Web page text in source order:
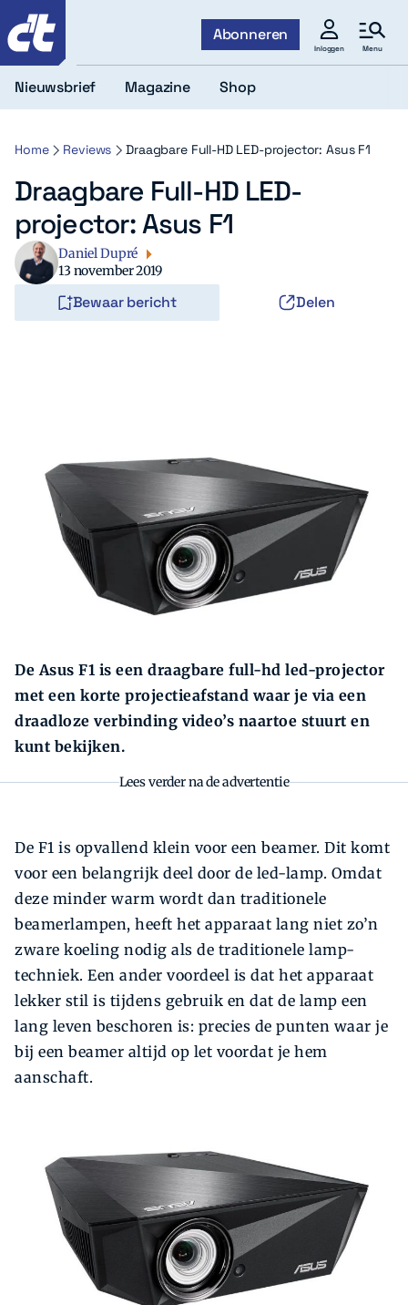
Abonneren
Inloggen Menu
Nieuwsbrief Magazine Shop
Home Reviews Draagbare Full-HD LED-projector: Asus F1
Draagbare Full-HD LED-
projector: Asus F1
Daniel Dupré
13 november 2019
Bewaar bericht Delen
De Asus F1 is een draagbare full-hd led-projector
met een korte projectieafstand waar je via een
draadloze verbinding video’s naartoe stuurt en
kunt bekijken.
Lees verder na de advertentie
De F1 is opvallend klein voor een beamer. Dit komt
voor een belangrijk deel door de led-lamp. Omdat
deze minder warm wordt dan traditionele
beamerlampen, heeft het apparaat lang niet zo’n
zware koeling nodig als de traditionele lamp-
techniek. Een ander voordeel is dat het apparaat
lekker stil is tijdens gebruik en dat de lamp een
lang leven beschoren is: precies de punten waar je
bij een beamer altijd op let voordat je hem
aanschaft.